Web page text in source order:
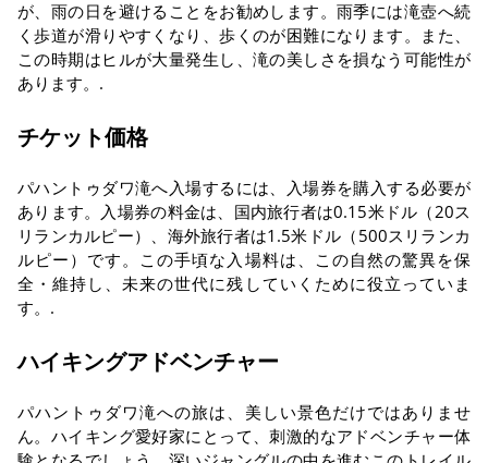
が、雨の日を避けることをお勧めします。雨季には滝壺へ続
く歩道が滑りやすくなり、歩くのが困難になります。また、
この時期はヒルが大量発生し、滝の美しさを損なう可能性が
あります。.
チケット価格
パハントゥダワ滝へ入場するには、入場券を購入する必要が
あります。入場券の料金は、国内旅行者は0.15米ドル（20ス
リランカルピー）、海外旅行者は1.5米ドル（500スリランカ
ルピー）です。この手頃な入場料は、この自然の驚異を保
全・維持し、未来の世代に残していくために役立っていま
す。.
ハイキングアドベンチャー
パハントゥダワ滝への旅は、美しい景色だけではありませ
ん。ハイキング愛好家にとって、刺激的なアドベンチャー体